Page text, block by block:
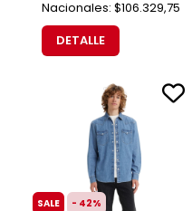
Nacionales: $106.329,75
DETALLE
SALE - 42%